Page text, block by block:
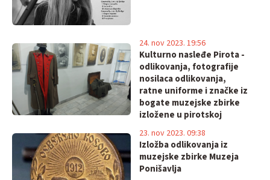
Kulturno nasleđe Pirota -
odlikovanja, fotografije
nosilaca odlikovanja,
ratne uniforme i značke iz
bogate muzejske zbirke
izložene u pirotskoj
24. nov 2023. 19:56
Izložba odlikovanja iz
muzejske zbirke Muzeja
Ponišavlja
23. nov 2023. 09:38